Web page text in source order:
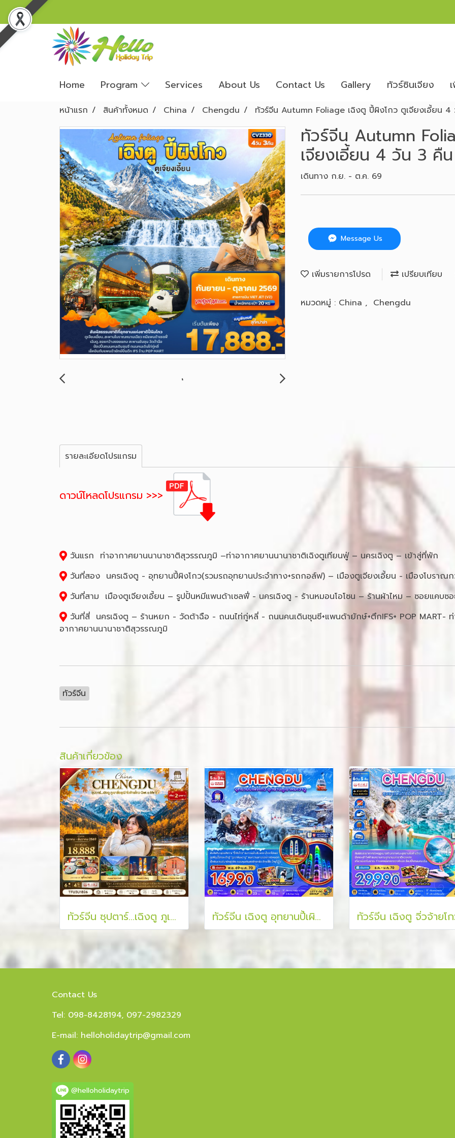
Home Program Services About Us Contact Us Gallery ทัวร์ซินเจียง
หน้าแรก สินค้าทั้งหมด China Chengdu ทัวร์จีน Autumn Foliage เฉิงตู ปี้ผิงโกว ตูเจียงเอี้ยน
ทัวร์จีน Autumn
เจียงเอี้ยน 4 วัน 3 คืน
เดินทาง ก.ย. - ต.ค. 69
Message Us
เพิ่มรายการโปรด เปรียบเทียบ
หมวดหมู่ : China , Chengdu
รายละเอียดโปรแกรม
ดาวน์โหลดโปรแกรม >>>
วันแรก ท่าอากาศยานนานาชาติสุวรรณภูมิ –ท่าอากาศยานนานาชาติเฉิงตูเทียนฟู่ – นครเฉิงตู – เข้าสู่ที่พัก
วันที่สอง นครเฉิงตู - อุทยานปี้ผิงโกว(รวมรถอุทยานประจำทาง+รถกอล์ฟ) – เมืองตูเจียงเอี้ยน - เมืองโบราณก
วันที่สาม เมืองตูเจียงเอี้ยน – รูปปั้นหมีแพนด้าเซลฟี่ - นครเฉิงตู - ร้านหมอนโอโซน – ร้านผ้าไหม – ซอยแคบซ
วันที่สี่ นครเฉิงตู – ร้านหยก - วัดต้าฉือ - ถนนไท่กู่หลี่ - ถนนคนเดินชุนซี+แพนด้ายักษ์+ตึกIFS+ POP MART-
อากาศยานนานาชาติสุวรรณภูมิ
ทัวร์จีน
สินค้าเกี่ยวข้อง
ทัวร์จีน ซุปตาร์...เฉิงตู ภูเขาสี่ดรุณี จิ่วจ้ายโกว Get a life !! 6 วัน 4 คืน ทัวร์จีน เฉิงตู อุทยานปี้เผิงโกว อุทยานภูเขาหิมะวาวู 5 วัน 3 คืน
Contact Us
Tel: 098-8428194, 097-2982329
E-mail: helloholidaytrip@gmail.com
@helloholidaytrip